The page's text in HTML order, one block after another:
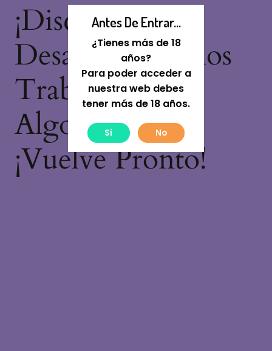
Antes De Entrar...
¿Tienes más de 18
años?
Para poder acceder a
nuestra web debes
tener más de 18 años.
Sí No
¡Disculpa Este
Desastre! Estamos
Trabajando En
Algo Increíble,
¡vuelve Pronto!